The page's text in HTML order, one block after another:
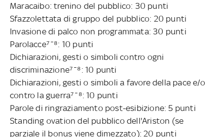
Maracaibo: trenino del pubblico: 30 punti
Sfazzolettata di gruppo del pubblico: 20 punti
Invasione di palco non programmata: 30 punti
Parolacce⁷¯⁸: 10 punti
Dichiarazioni, gesti o simboli contro ogni
discriminazione⁷¯⁸: 10 punti
Dichiarazioni, gesti o simboli a favore della pace e/o
contro la guerra⁷¯⁸: 10 punti
Parole di ringraziamento post-esibizione: 5 punti
Standing ovation del pubblico dell'Ariston (se
parziale il bonus viene dimezzato): 20 punti